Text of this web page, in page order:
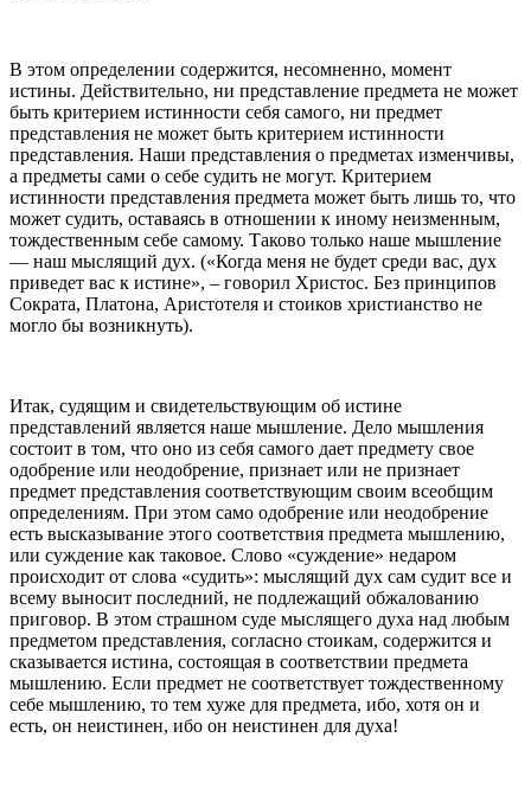
В этом определении содержится, несомненно, момент
истины. Действительно, ни представление предмета не может
быть критерием истинности себя самого, ни предмет
представления не может быть критерием истинности
представления. Наши представления о предметах изменчивы,
а предметы сами о себе судить не могут. Критерием
истинности представления предмета может быть лишь то, что
может судить, оставаясь в отношении к иному неизменным,
тождественным себе самому. Таково только наше мышление
— наш мыслящий дух. («Когда меня не будет среди вас, дух
приведет вас к истине», – говорил Христос. Без принципов
Сократа, Платона, Аристотеля и стоиков христианство не
могло бы возникнуть).
Итак, судящим и свидетельствующим об истине
представлений является наше мышление. Дело мышления
состоит в том, что оно из себя самого дает предмету свое
одобрение или неодобрение, признает или не признает
предмет представления соответствующим своим всеобщим
определениям. При этом само одобрение или неодобрение
есть высказывание этого соответствия предмета мышлению,
или суждение как таковое. Слово «суждение» недаром
происходит от слова «судить»: мыслящий дух сам судит все и
всему выносит последний, не подлежащий обжалованию
приговор. В этом страшном суде мыслящего духа над любым
предметом представления, согласно стоикам, содержится и
сказывается истина, состоящая в соответствии предмета
мышлению. Если предмет не соответствует тождественному
себе мышлению, то тем хуже для предмета, ибо, хотя он и
есть, он неистинен, ибо он неистинен для духа!